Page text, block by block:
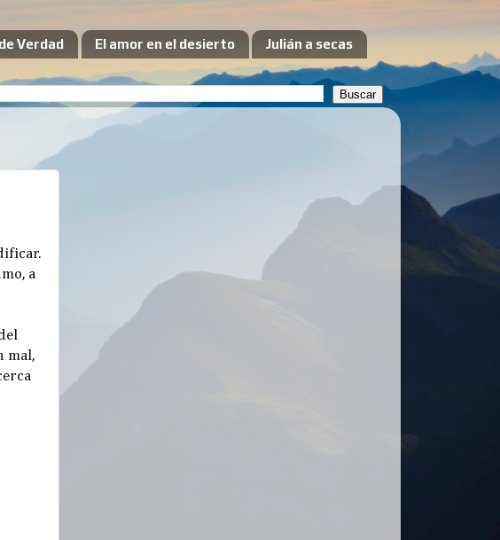
Verdad El amor en el desierto Julián a secas
a
mal,